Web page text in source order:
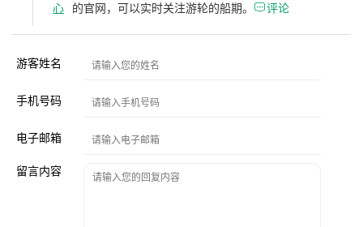
心
的官网，可以实时关注游轮的船期。 评论
游客姓名
手机号码
电子邮箱
留言内容